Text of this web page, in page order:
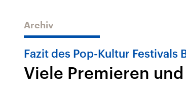
Sachsen-
USA
Archiv
Fazit des Pop-Kultur Festivals
Viele Premieren